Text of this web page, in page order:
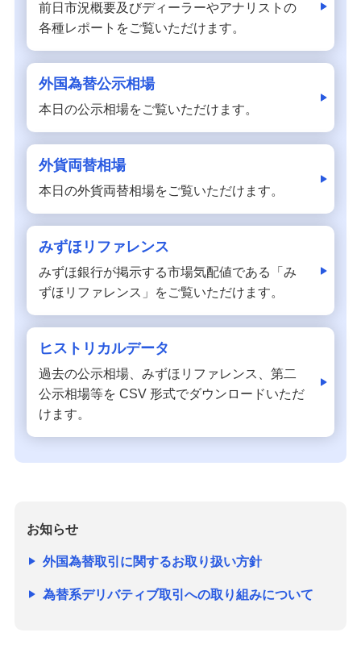
貯める・増やす
預金・NISA・資産運用
備える
相続・保険
学ぶ・考える
生涯学習
お客さまサポート
困ったときは・よくあるご質問
みずほ銀行について
前日市況概要及びディーラーやアナリストの
各種レポートをご覧いただけます。
外国為替公示相場
本日の公示相場をご覧いただけます。
外貨両替相場
本日の外貨両替相場をご覧いただけます。
みずほリファレンス
みずほ銀行が掲示する市場気配値である「み
ずほリファレンス」をご覧いただけます。
ヒストリカルデータ
過去の公示相場、みずほリファレンス、第二
公示相場等を CSV 形式でダウンロードいただ
けます。
お知らせ
外国為替取引に関するお取り扱い方針
為替系デリバティブ取引への取り組みについて